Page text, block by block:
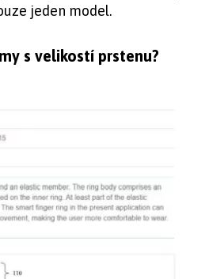
jeden model.
s velikostí prstenu?